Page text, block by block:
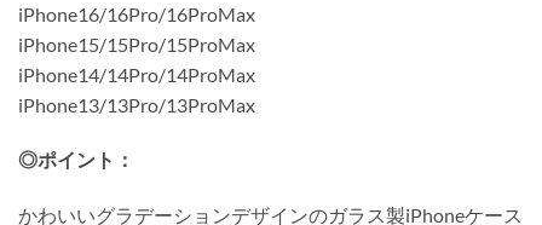
iPhone16/16Pro/16ProMax
iPhone15/15Pro/15ProMax
iPhone14/14Pro/14ProMax
iPhone13/13Pro/13ProMax
◎ポイント：
かわいいグラデーションデザインのガラス製iPhoneケース